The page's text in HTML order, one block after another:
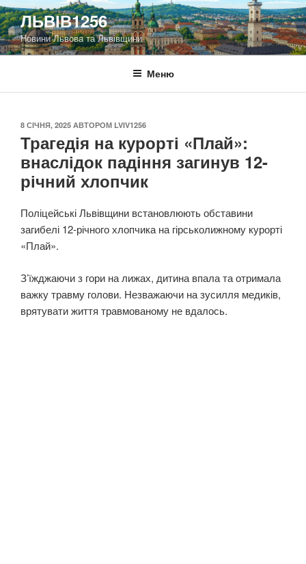
Перейти
до
вмісту
ЛЬВІВ1256
Новини Львова та Львівщини
Меню
ОПУБЛІКОВАНО
8 СІЧНЯ, 2025 АВТОРОМ LVIV1256
Трагедія на курорті «Плай»:
внаслідок падіння загинув 12-
річний хлопчик
Поліцейські Львівщини встановлюють обставини
загибелі 12-річного хлопчика на гірськолижному курорті
«Плай».
З’їжджаючи з гори на лижах, дитина впала та отримала
важку травму голови. Незважаючи на зусилля медиків,
врятувати життя травмованому не вдалось.